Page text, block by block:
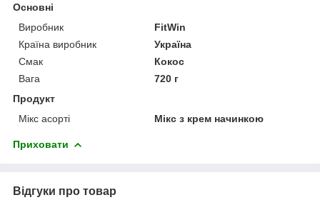
Основні
Виробник
FitWin
Країна виробник
Україна
Смак
Кокос
Вага
720 г
Продукт
Мікс асорті
Мікс з крем начинкою
Приховати
Відгуки про товар